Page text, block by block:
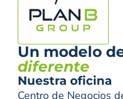
Un modelo
diferente
Nuestra oficina
Centro de Negocios